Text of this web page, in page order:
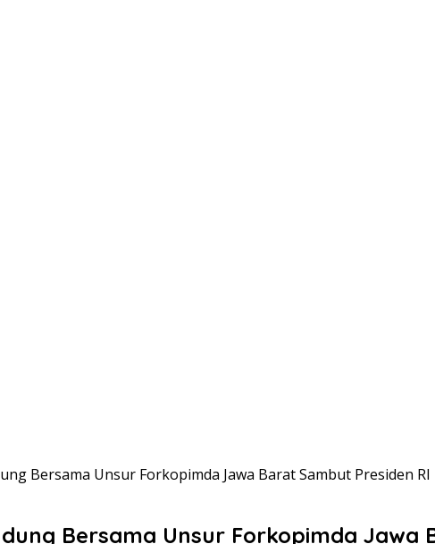
Bersama Unsur Forkopimda Jawa Barat Sambut Presiden
Bersama Unsur Forkopimda Jawa